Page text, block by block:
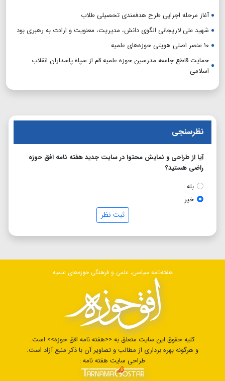
آغاز مرحله اجرایی طرح هدفمندی تحصیلی طلاب
شهید علی لاریجانی الگوی دانش، مدیریت، معنویت و ارادت به رهبری بود
۱۰ عنصر اصلی هویتی حوزه‌های علمیه
حمایت قاطع جامعه مدرسین حوزه علمیه قم از سپاه پاسداران انقلاب
اسلامی
نظرسنجی
آیا از طراحی و نمایش محتوا در سایت جدید هفته نامه افق حوزه
راضی هستید؟
بله
خیر
ثبت نظر
هفته‌نامه سیاسی، علمی و فرهنگی حوزه‌های علمیه
کلیه حقوق این سایت متعلق به <<هفته نامه افق حوزه>> است.
و هرگونه بهره برداری از مطالب و تصاویر آن با ذکر منبع آزاد است.
طراحی سایت هفته نامه :